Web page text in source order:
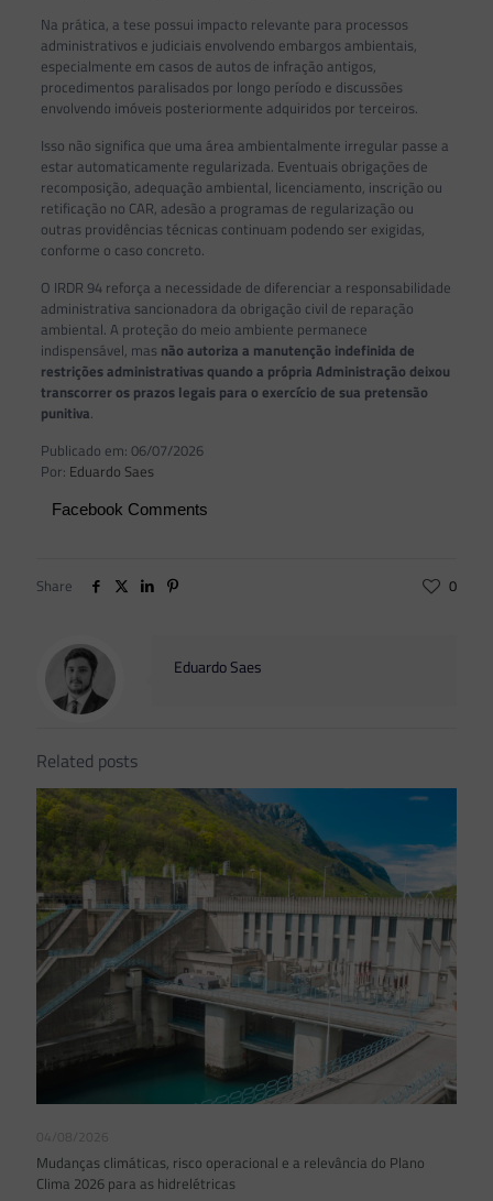
Na prática, a tese possui impacto relevante para processos
administrativos e judiciais envolvendo embargos ambientais,
especialmente em casos de autos de infração antigos,
procedimentos paralisados por longo período e discussões
envolvendo imóveis posteriormente adquiridos por terceiros.
Isso não significa que uma área ambientalmente irregular passe a
estar automaticamente regularizada. Eventuais obrigações de
recomposição, adequação ambiental, licenciamento, inscrição ou
retificação no CAR, adesão a programas de regularização ou
outras providências técnicas continuam podendo ser exigidas,
conforme o caso concreto.
O IRDR 94 reforça a necessidade de diferenciar a responsabilidade
administrativa sancionadora da obrigação civil de reparação
ambiental. A proteção do meio ambiente permanece
indispensável, mas não autoriza a manutenção indefinida de
restrições administrativas quando a própria Administração deixou
transcorrer os prazos legais para o exercício de sua pretensão
punitiva.
Publicado em: 06/07/2026
Por: Eduardo Saes
Facebook Comments
Share 0
Eduardo Saes
Related posts
04/08/2026
Mudanças climáticas, risco operacional e a relevância do Plano
Clima 2026 para as hidrelétricas